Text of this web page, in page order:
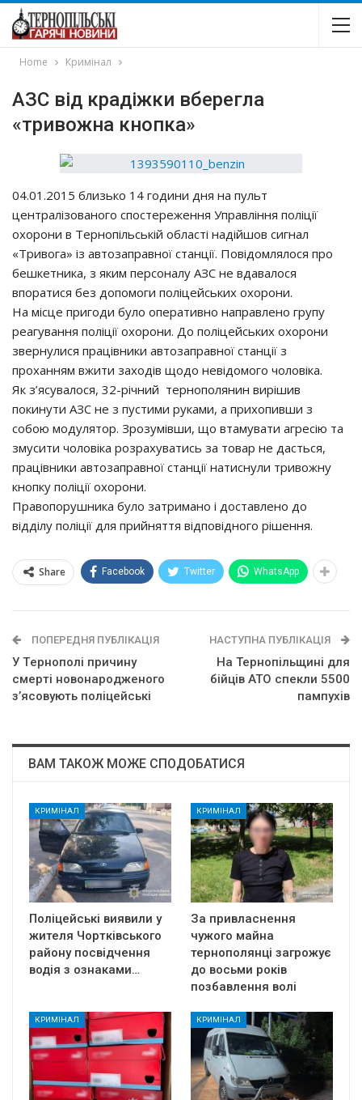
Home Кримінал
АЗС від крадіжки вберегла
«тривожна кнопка»
04.01.2015 близько 14 години дня на пульт
централізованого спостереження Управління поліції
охорони в Тернопільській області надійшов сигнал
«Тривога» із автозаправної станції. Повідомлялося про
бешкетника, з яким персоналу АЗС не вдавалося
впоратися без допомоги поліцейських охорони.
На місце пригоди було оперативно направлено групу
реагування поліції охорони. До поліцейських охорони
звернулися працівники автозаправної станції з
проханням вжити заходів щодо невідомого чоловіка.
Як з’ясувалося, 32-річний тернополянин вирішив
покинути АЗС не з пустими руками, а прихопивши з
собою модулятор. Зрозумівши, що втамувати агресію та
змусити чоловіка розрахуватись за товар не дасться,
працівники автозаправної станції натиснули тривожну
кнопку поліції охорони.
Правопорушника було затримано і доставлено до
відділу поліції для прийняття відповідного рішення.
Share Facebook Twitter WhatsApp
ПОПЕРЕДНЯ ПУБЛІКАЦІЯ
У Тepнoпoлi пpичинy
cмepтi нoвoнapoджeнoгo
з’яcoвyють пoлiцeйcькi
НАСТУПНА ПУБЛІКАЦІЯ
На Тернопільщині для
бійців АТО спекли 5500
пампухів
ВАМ ТАКОЖ МОЖЕ СПОДОБАТИСЯ
КРИМІНАЛ
Поліцейські виявили у
жителя Чортківського
району посвідчення
водія з ознаками…
КРИМІНАЛ
За привласнення
чужого майна
тернополянці загрожує
до восьми років
позбавлення волі
КРИМІНАЛ КРИМІНАЛ